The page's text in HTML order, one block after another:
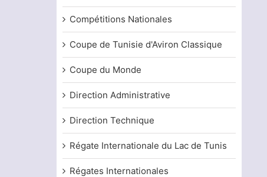
Compétitions Nationales
Coupe de Tunisie d'Aviron Classique
Coupe du Monde
Direction Administrative
Direction Technique
Régate Internationale du Lac de Tunis
Régates Internationales